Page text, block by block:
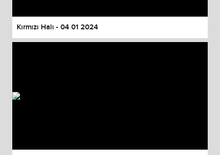
Kırmızı Halı - 04 01 2024